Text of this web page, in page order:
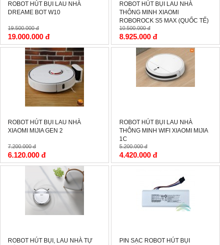
ROBOT HÚT BỤI LAU NHÀ
DREAME BOT W10
19.500.000 đ
19.000.000 đ
ROBOT HÚT BỤI LAU NHÀ
THÔNG MINH XIAOMI
ROBOROCK S5 MAX (QUỐC TẾ)
10.500.000 đ
8.925.000 đ
ROBOT HÚT BỤI LAU NHÀ
XIAOMI MIJIA GEN 2
7.200.000 đ
6.120.000 đ
ROBOT HÚT BỤI LAU NHÀ
THÔNG MINH WIFI XIAOMI MIJIA
1C
5.200.000 đ
4.420.000 đ
ROBOT HÚT BỤI, LAU NHÀ TỰ
PIN SẠC ROBOT HÚT BỤI